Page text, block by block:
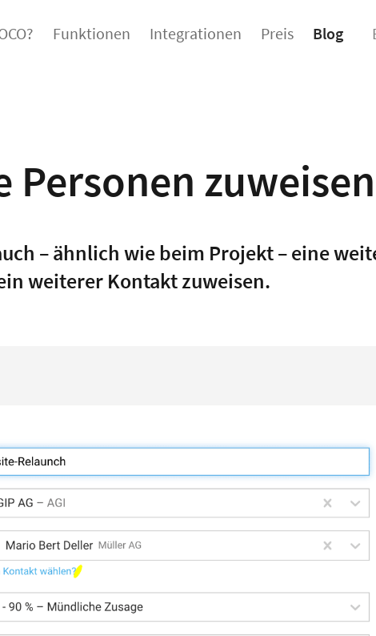
Funktionen Integrationen Preis Blog
Personen
– ähnlich wie beim Projekt – eine
weiterer Kontakt zuweisen.